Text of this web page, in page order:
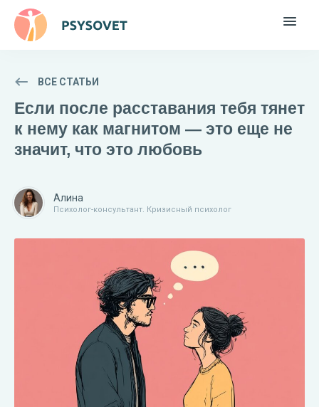
ВСЕ СТАТЬИ
Если после расставания тебя тянет
к нему как магнитом — это еще не
значит, что это любовь
Алина
Психолог-консультант. Кризисный психолог